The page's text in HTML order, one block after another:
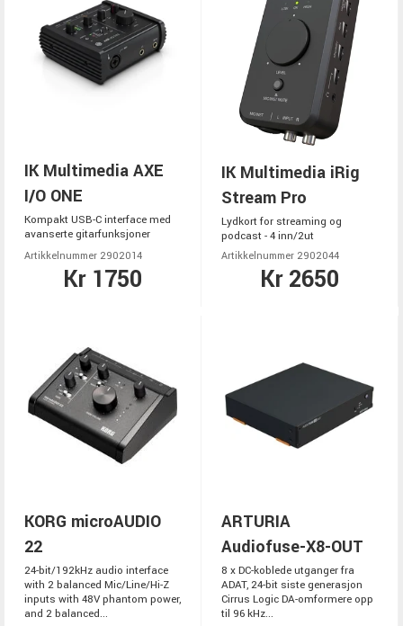
IK Multimedia AXE
I/O ONE
Kompakt USB-C interface med
avanserte gitarfunksjoner
Artikkelnummer 2902014
Kr 1750
IK Multimedia iRig
Stream Pro
Lydkort for streaming og
podcast - 4 inn/2ut
Artikkelnummer 2902044
Kr 2650
KORG microAUDIO
22
24-bit/192kHz audio interface
with 2 balanced Mic/Line/Hi-Z
inputs with 48V phantom power,
and 2 balanced...
ARTURIA
Audiofuse-X8-OUT
8 x DC-koblede utganger fra
ADAT, 24-bit siste generasjon
Cirrus Logic DA-omformere opp
til 96 kHz...